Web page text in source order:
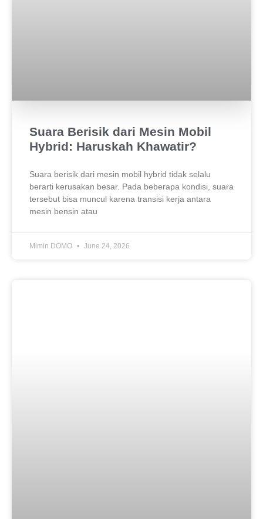
Suara Berisik dari Mesin Mobil
Hybrid: Haruskah Khawatir?
Suara berisik dari mesin mobil hybrid tidak selalu
berarti kerusakan besar. Pada beberapa kondisi, suara
tersebut bisa muncul karena transisi kerja antara
mesin bensin atau
Mimin DOMO June 24, 2026